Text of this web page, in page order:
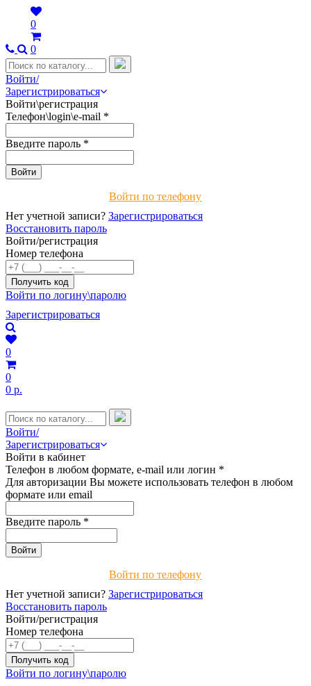
0
0
Войти/
Зарегистрироваться
Войти\регистрация
Телефон\login\e-mail *
Введите пароль *
Войти по телефону
Нет учетной записи? Зарегистрироваться
Восстановить пароль
Войти/регистрация
Номер телефона
Войти по логину\паролю
Зарегистрироваться
0
0
0 р.
Войти/
Зарегистрироваться
Войти в кабинет
Телефон в любом формате, e-mail или логин *
Для авторизации Вы можете использовать телефон в любом
формате или email
Введите пароль *
Войти по телефону
Нет учетной записи? Зарегистрироваться
Восстановить пароль
Войти/регистрация
Номер телефона
Войти по логину\паролю